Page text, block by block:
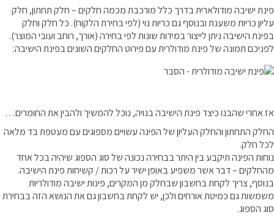
פינת ישיבה מודולארית בדרך כלל מורכבת מכמה חלקים – חלק תחתון, חלק
עליון כריות משענת ובנוסף גם כריות נוי (לפי בחירת הלקוח). כל חלק וחלק
בפינת הישיבה ניתן לייצור במידות שונות לפי בחירה (אורך, רוחב ועובי המוצר).
לפניכם תמונה של פינת מודולרית עם פירוט החלקים השונים בפינת הישיבה:
אז אחרי שהבנו כיצד פינת הישיבה בנויה, נוכל להמשיך ולהבין את החומרים…
החלק התחתון והחלק העליון של הפינה עשויים מספוגים עם מעטפת בד מלאה
לכל חלק.
נוחות הפינה תיקבע בין היתר בבחירה נכונה של סוג הספוג שיהיה בכל אחד
מהחלקים – דבר אשר משפיע באופן ישיר על רכות / קשיחות פינת הישיבה.
בנוסף, צריך לקחת בחשבון שבחלק מן המקרים, פינות ישיבה מודולריות
משמשות גם כמיטת אורחים ולכן, יש לקחת בחשבון גם את הנושא הזה בבחירת
סוג הספוג.